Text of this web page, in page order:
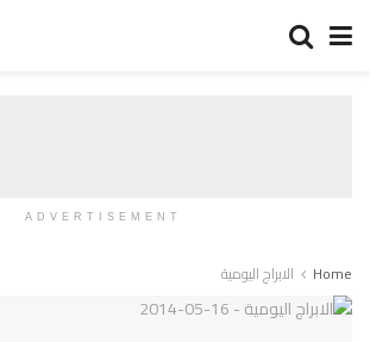
ADVERTISEMENT
Home الابراج اليومية